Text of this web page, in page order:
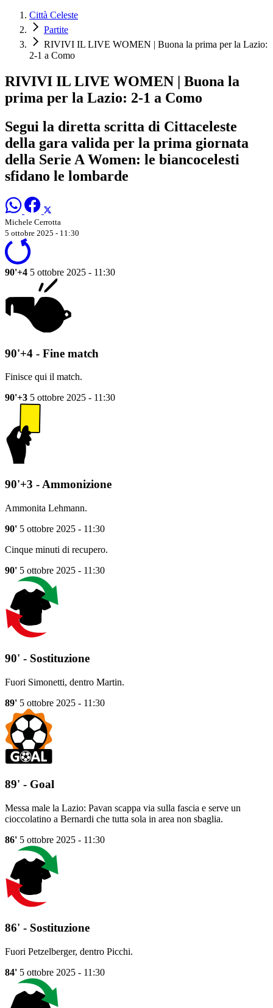
Città Celeste
Partite
RIVIVI IL LIVE WOMEN | Buona la prima per la Lazio:
2-1 a Como
RIVIVI IL LIVE WOMEN | Buona la
prima per la Lazio: 2-1 a Como
Segui la diretta scritta di Cittaceleste
della gara valida per la prima giornata
della Serie A Women: le biancocelesti
sfidano le lombarde
Michele Cerrotta
5 ottobre 2025 - 11:30
90'+4 5 ottobre 2025 - 11:30
90'+4 - Fine match
Finisce qui il match.
90'+3 5 ottobre 2025 - 11:30
90'+3 - Ammonizione
Ammonita Lehmann.
90' 5 ottobre 2025 - 11:30
Cinque minuti di recupero.
90' 5 ottobre 2025 - 11:30
90' - Sostituzione
Fuori Simonetti, dentro Martin.
89' 5 ottobre 2025 - 11:30
89' - Goal
Messa male la Lazio: Pavan scappa via sulla fascia e serve un
cioccolatino a Bernardi che tutta sola in area non sbaglia.
86' 5 ottobre 2025 - 11:30
86' - Sostituzione
Fuori Petzelberger, dentro Picchi.
84' 5 ottobre 2025 - 11:30